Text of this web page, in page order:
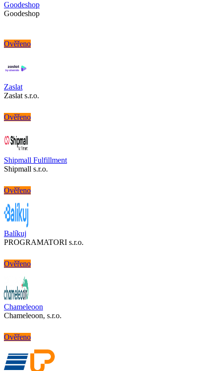
Goodeshop
Goodeshop
Ověřeno
Zaslat
Zaslat s.r.o.
Ověřeno
Shipmall Fulfillment
Shipmall s.r.o.
Ověřeno
Balíkuj
PROGRAMATORI s.r.o.
Ověřeno
Chameleoon
Chameleoon, s.r.o.
Ověřeno